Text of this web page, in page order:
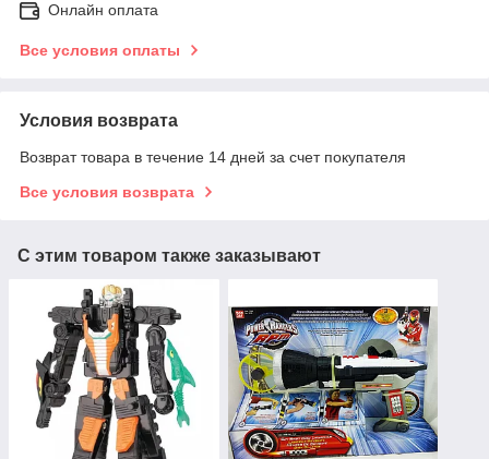
Онлайн оплата
Все условия оплаты
Условия возврата
Возврат товара в течение 14 дней за счет покупателя
Все условия возврата
С этим товаром также заказывают